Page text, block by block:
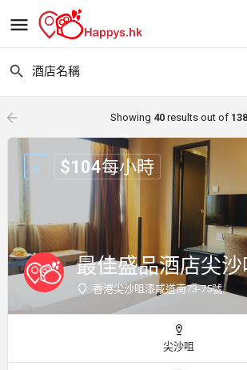
arrow_backward Showing 40results out of 138
最佳盛品酒店尖沙
香港尖沙咀漆咸道南73-75號
$104每小時
尖沙咀